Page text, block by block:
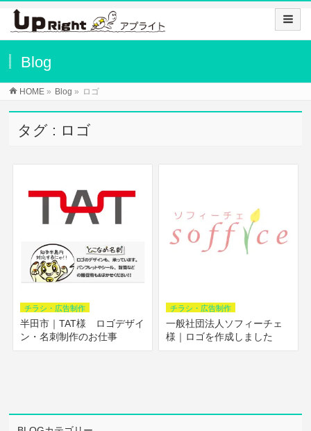
Blog
HOME » Blog » ロゴ
タグ : ロゴ
チラシ・広告制作
半田市｜TAT様 ロゴデザイ
ン・名刺制作のお仕事
チラシ・広告制作
一般社団法人ソフィーチェ
様｜ロゴを作成しました